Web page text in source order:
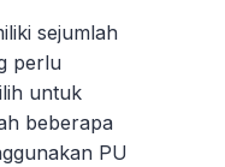
sejumlah
perlu
untuk
beberapa
PU